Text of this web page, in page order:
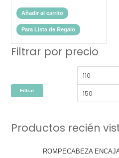
Filtrar por precio
Precio
Filtrar
Productos recién
ROMPECABEZA
El
El
Añadir al carrito
Para Lista de Regalo